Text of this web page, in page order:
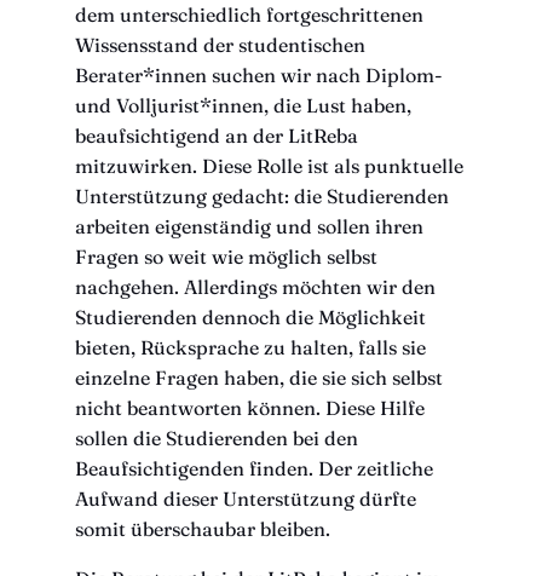
dem unterschiedlich fortgeschrittenen
Wissensstand der studentischen
Berater*innen suchen wir nach Diplom-
und Volljurist*innen, die Lust haben,
beaufsichtigend an der LitReba
mitzuwirken. Diese Rolle ist als punktuelle
Unterstützung gedacht: die Studierenden
arbeiten eigenständig und sollen ihren
Fragen so weit wie möglich selbst
nachgehen. Allerdings möchten wir den
Studierenden dennoch die Möglichkeit
bieten, Rücksprache zu halten, falls sie
einzelne Fragen haben, die sie sich selbst
nicht beantworten können. Diese Hilfe
sollen die Studierenden bei den
Beaufsichtigenden finden. Der zeitliche
Aufwand dieser Unterstützung dürfte
somit überschaubar bleiben.